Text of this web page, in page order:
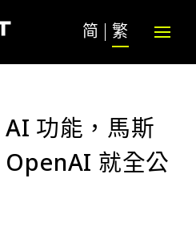
简 繁
功能，馬斯
就全公